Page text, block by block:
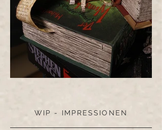
WIP - IMPRESSIONEN